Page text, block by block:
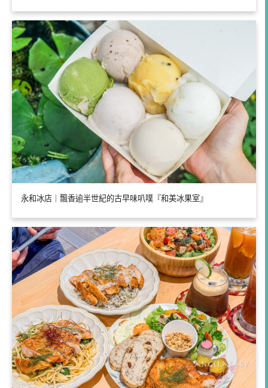
永和冰店｜飄香逾半世紀的古早味叭噗『和美冰果室』